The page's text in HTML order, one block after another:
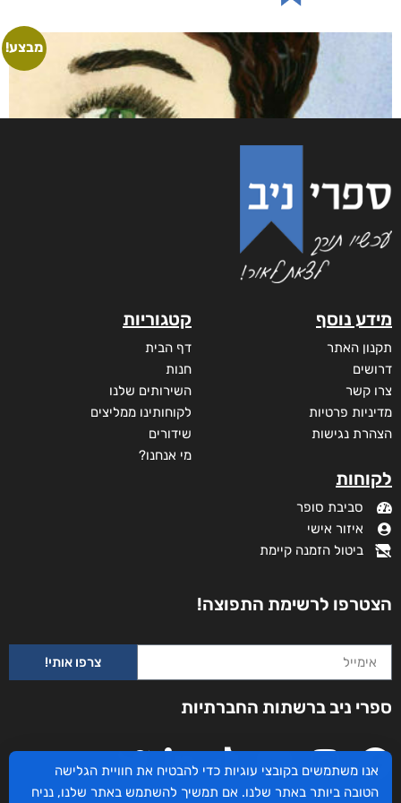
מבצע!
זוהרה
₪32
–
₪73
₪40
₪32
מידע נוסף
תקנון האתר
דרושים
צרו קשר
מדיניות פרטיות
הצהרת נגישות
לקוחות
סביבת סופר
איזור אישי
ביטול הזמנה קיימת
קטגוריות
דף הבית
חנות
השירותים שלנו
לקוחותינו ממליצים
שידורים
מי אנחנו?
הצטרפו לרשימת התפוצה!
צרפו אותי!
ספרי ניב ברשתות החברתיות
אנו משתמשים בקובצי עוגיות כדי להבטיח את חוויית הגלישה
הטובה ביותר באתר שלנו. אם תמשיך להשתמש באתר שלנו, נניח